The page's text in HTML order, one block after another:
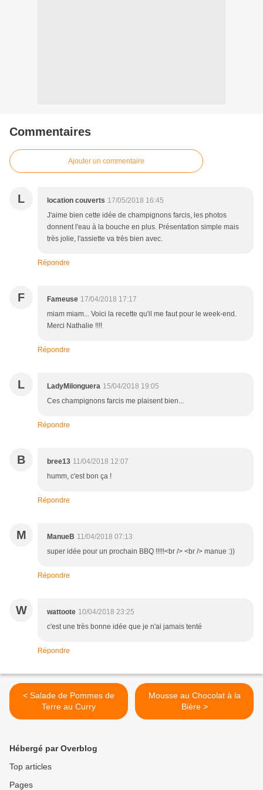
Commentaires
Ajouter un commentaire
L location couverts 17/05/2018 16:45
J'aime bien cette idée de champignons farcis, les photos
donnent l'eau à la bouche en plus. Présentation simple mais
très jolie, l'assiette va très bien avec.
Répondre
F Fameuse 17/04/2018 17:17
miam miam... Voici la recette qu'il me faut pour le week-end.
Merci Nathalie !!!!
Répondre
L LadyMilonguera 15/04/2018 19:05
Ces champignons farcis me plaisent bien...
Répondre
B bree13 11/04/2018 12:07
humm, c'est bon ça !
Répondre
M ManueB 11/04/2018 07:13
super idée pour un prochain BBQ !!!!!<br /> <br /> manue :))
Répondre
W wattoote 10/04/2018 23:25
c'est une très bonne idée que je n'ai jamais tenté
Répondre
< Salade de Pommes de
Terre au Curry
Mousse au Chocolat à la
Bière >
Hébergé par Overblog
Top articles
Pages